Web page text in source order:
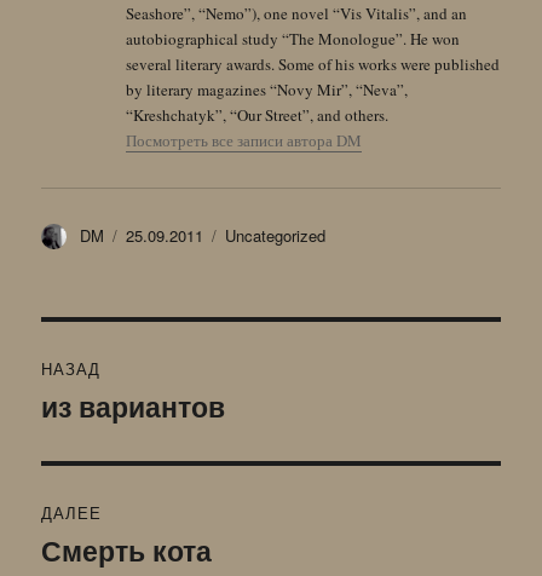
Seashore”, “Nemo”), one novel “Vis Vitalis”, and an
autobiographical study “The Monologue”. He won
several literary awards. Some of his works were published
by literary magazines “Novy Mir”, “Neva”,
“Kreshchatyk”, “Our Street”, and others.
Посмотреть все записи автора DM
Автор
DM Опубликовано
25.09.2011 Рубрики
Uncategorized
по
НАЗАД
Предыдущая
из вариантов
ДАЛЕЕ
Следующая
Смерть кота